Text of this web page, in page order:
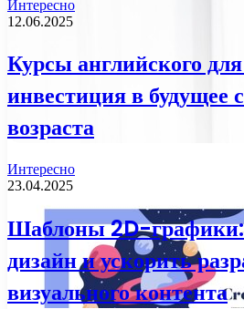
Интересно
12.06.2025
Курсы английского
инвестиция в будущее
возраста
Интересно
23.04.2025
Шаблоны 2D-графики:
дизайн и ускорить
визуального контента